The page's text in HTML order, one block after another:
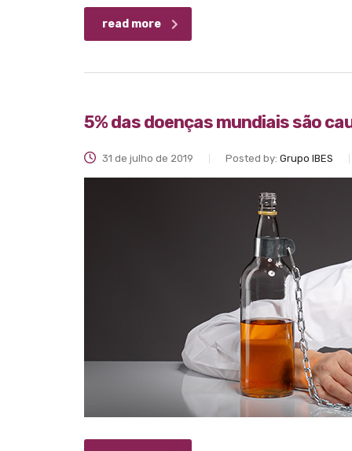
read more
5% das doenças mundiais são
31 de julho de 2019 Posted by: Grupo IBES